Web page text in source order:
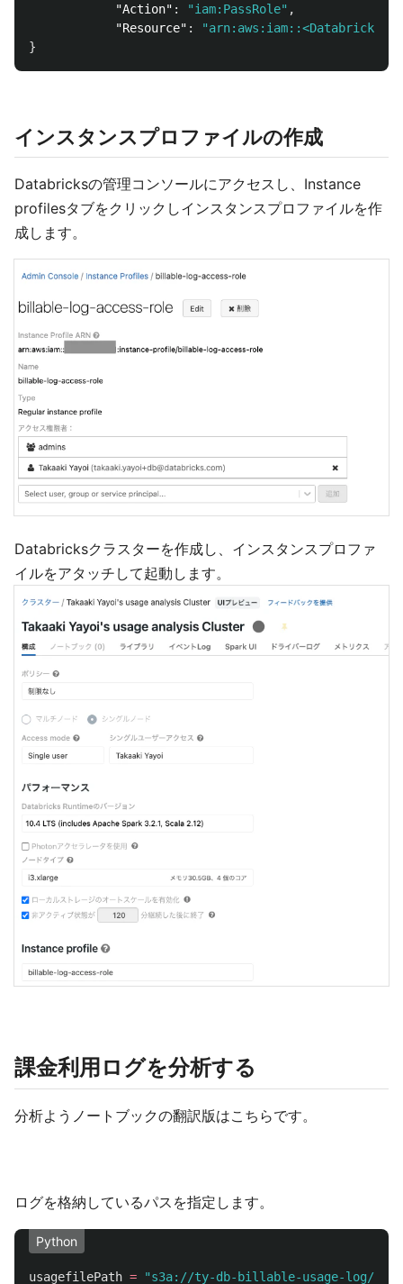
"Action" : "iam:PassRole" ,
"Resource" :
"arn:aws:iam::<Databricksを
}
インスタンスプロファイルの作成
Databricksの管理コンソールにアクセスし、Instance
profilesタブをクリックしインスタンスプロファイルを作
成します。
Databricksクラスターを作成し、インスタンスプロファ
イルをアタッチして起動します。
課金利用ログを分析する
分析ようノートブックの翻訳版はこちらです。
ログを格納しているパスを指定します。
Python
usagefilePath = "s3a://ty-db-billable-usage-log/